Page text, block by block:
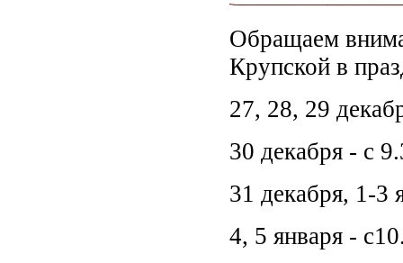
Обращаем
Крупской в
27, 28, 29
30 декабря - с
31 декабря, 1-3
4, 5 января -